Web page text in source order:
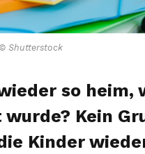
© Shutterstock
so heim,
Kein
Kinder